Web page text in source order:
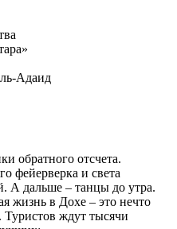
Адаид
обратного отсчета.
фейерверка и света
А дальше – танцы до утра.
жизнь в Дохе – это нечто
Туристов ждут тысячи